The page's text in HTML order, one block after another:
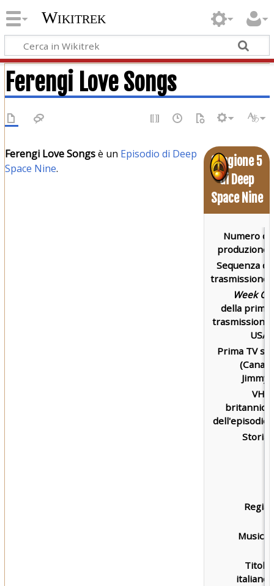
Wikitrek
Ferengi Love Songs
Stagione 5
di Deep
Space Nine
Numero di
produzione:
Sequenza di
trasmissione:
Week Of
della prima
trasmissione
USA:
Prima TV su
(Canal)
Jimmy:
VHS
britannica
dell'episodio:
Storia:
Regia:
Musica:
Titolo
italiano:
Ferengi Love Songsè un Episodio di Deep
Space Nine.